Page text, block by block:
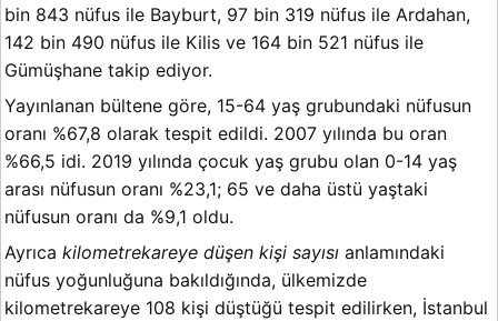
bin 843 nüfus ile Bayburt, 97 bin 319 nüfus ile Ardahan,
142 bin 490 nüfus ile Kilis ve 164 bin 521 nüfus ile
Gümüşhane takip ediyor.
Yayınlanan bültene göre, 15-64 yaş grubundaki nüfusun
oranı %67,8 olarak tespit edildi. 2007 yılında bu oran
%66,5 idi. 2019 yılında çocuk yaş grubu olan 0-14 yaş
arası nüfusun oranı %23,1; 65 ve daha üstü yaştaki
nüfusun oranı da %9,1 oldu.
Ayrıca kilometrekareye düşen kişi sayısı anlamındaki
nüfus yoğunluğuna bakıldığında, ülkemizde
kilometrekareye 108 kişi düştüğü tespit edilirken, İstanbul